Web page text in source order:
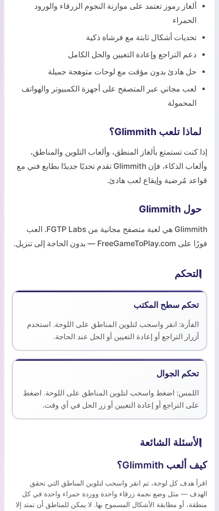
ألغاز رموز تعتمد على موازنة النجوم الزرقاء والورود
الحمراء
تحديات أشكال ثابتة مع فرشاة ذكية
دعم التراجع وإعادة التعيين والحل الكامل
حل هادئ بدون مؤقت مع لوحات متوهجة جميلة
لعب مجاني عبر المتصفح على أجهزة الكمبيوتر والهواتف
المحمولة
لماذا تلعب Glimmith؟
إذا كنت تستمتع بألغاز المنطق، وألعاب التلوين والمناطق،
وألعاب الذكاء، فإن Glimmith تقدم تحديًا جديدًا بطابع فني مع
قواعد مُرضية وإيقاع لعب هادئ.
حول Glimmith
Glimmith هي لعبة متصفح مجانية من FGTP Labs. العب
فورًا على FreeGameToPlay.com — بدون الحاجة إلى تنزيل.
التحكم
تحكم سطح المكتب
الفأرة: انقر واسحب لتلوين المناطق على اللوحة. استخدم
أزرار التراجع أو إعادة التعيين أو الحل عند الحاجة.
تحكم الجوال
اللمس: اضغط واسحب لتلوين المناطق على اللوحة. اضغط
على التراجع أو إعادة التعيين أو زر الحل في أي وقت.
الأسئلة الشائعة
كيف ألعب Glimmith؟
اقرأ هدف كل لوحة، ثم انقر واسحب لتلوين المناطق التي تحقق
الهدف — مثل وضع نجمة زرقاء واحدة ووردة حمراء واحدة في كل
منطقة، أو مطابقة الأشكال المسموح بها. لا يمكن للمناطق أن تمتد إلا